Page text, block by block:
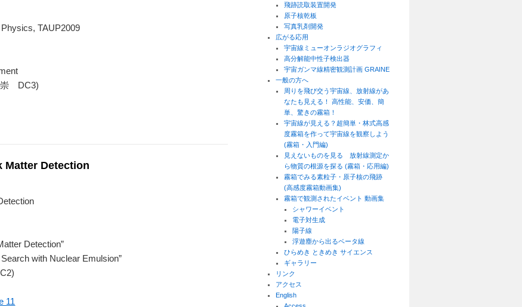
TAUP2009
崇 DC3)
Matter Detection
Detection”
with Nuclear Emulsion”
11
飛跡読取装置開発
原子核乾板
写真乳剤開発
広がる応用
宇宙線ミューオンラジオグラフィ
高分解能中性子検出器
宇宙ガンマ線精密観測計画 GRAINE
一般の方へ
周りを飛び交う宇宙線、放射線があ
なたも見える！ 高性能、安価、簡
単、驚きの霧箱！
宇宙線が見える？超簡単・林式高感
度霧箱を作って宇宙線を観察しよう
(霧箱・入門編)
見えないものを見る 放射線測定か
ら物質の根源を探る (霧箱・応用編)
霧箱でみる素粒子・原子核の飛跡
(高感度霧箱動画集)
霧箱で観測されたイベント 動画集
シャワーイベント
電子対生成
陽子線
浮遊塵から出るベータ線
ひらめき ときめき サイエンス
ギャラリー
リンク
アクセス
English